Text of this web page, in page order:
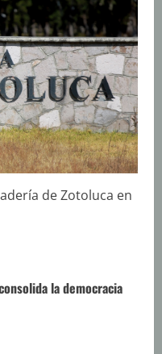
de Zotoluca en
la democracia